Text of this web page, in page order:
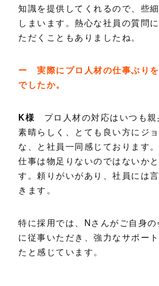
知識を提供してくれるので、些
しまいます。熱心な社員の質問
ただくこともありましたね。
ー 実際にプロ人材の仕事ぶり
でしたか。
K様 プロ人材の対応はいつも親
素晴らしく、とても良い方にジ
な、と社員一同感じております
仕事は物足りないのではないか
す。頼りがいがあり、社員には
きます。
特に採用では、Nさんがご自身
に従事いただき、強力なサポー
たと感じています。